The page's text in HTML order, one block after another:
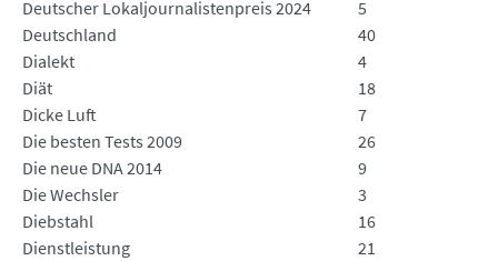
Deutscher Lokaljournalistenpreis 2024
5
Deutschland
40
Dialekt
4
Diät
18
Dicke Luft
7
Die besten Tests 2009
26
Die neue DNA 2014
9
Die Wechsler
3
Diebstahl
16
Dienstleistung
21